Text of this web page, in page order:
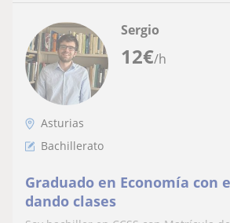
12€/h
Sergio
Asturias
Bachillerato
Graduado en Economía con
dando clases